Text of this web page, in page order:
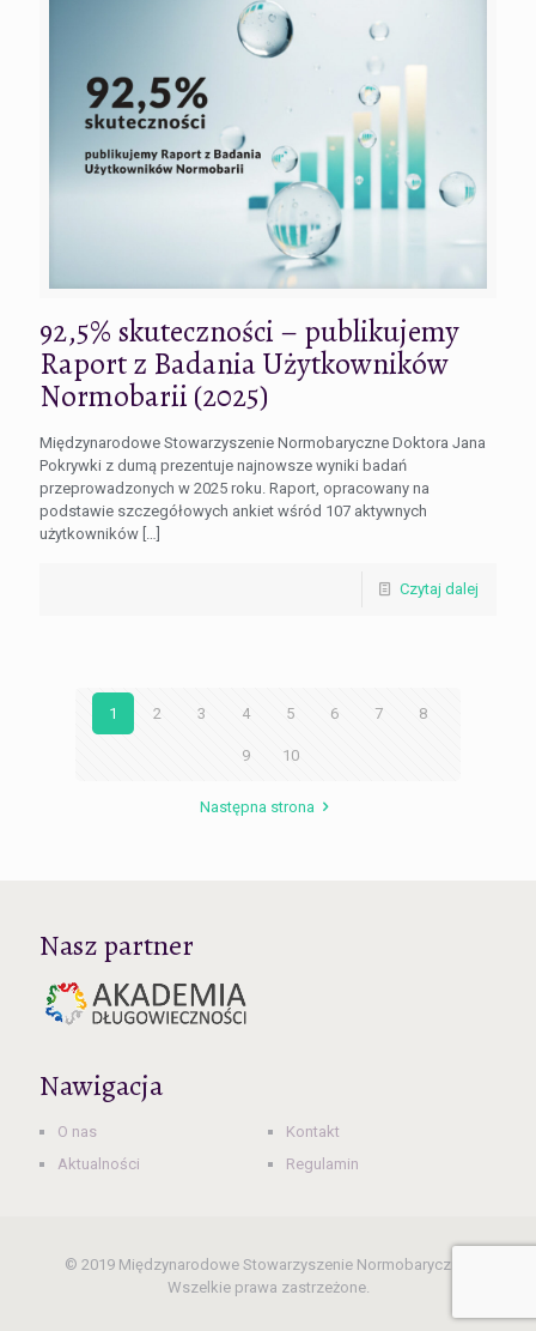
92,5% skuteczności – publikujemy
Raport z Badania Użytkowników
Normobarii (2025)
Międzynarodowe Stowarzyszenie Normobaryczne Doktora Jana
Pokrywki z dumą prezentuje najnowsze wyniki badań
przeprowadzonych w 2025 roku. Raport, opracowany na
podstawie szczegółowych ankiet wśród 107 aktywnych
użytkowników […]
Czytaj dalej
1 2 3 4 5 6 7 8
9 10
Następna strona
Nasz partner
Nawigacja
O nas
Aktualności
Kontakt
Regulamin
© 2019 Międzynarodowe Stowarzyszenie Normobaryczne.
Wszelkie prawa zastrzeżone.